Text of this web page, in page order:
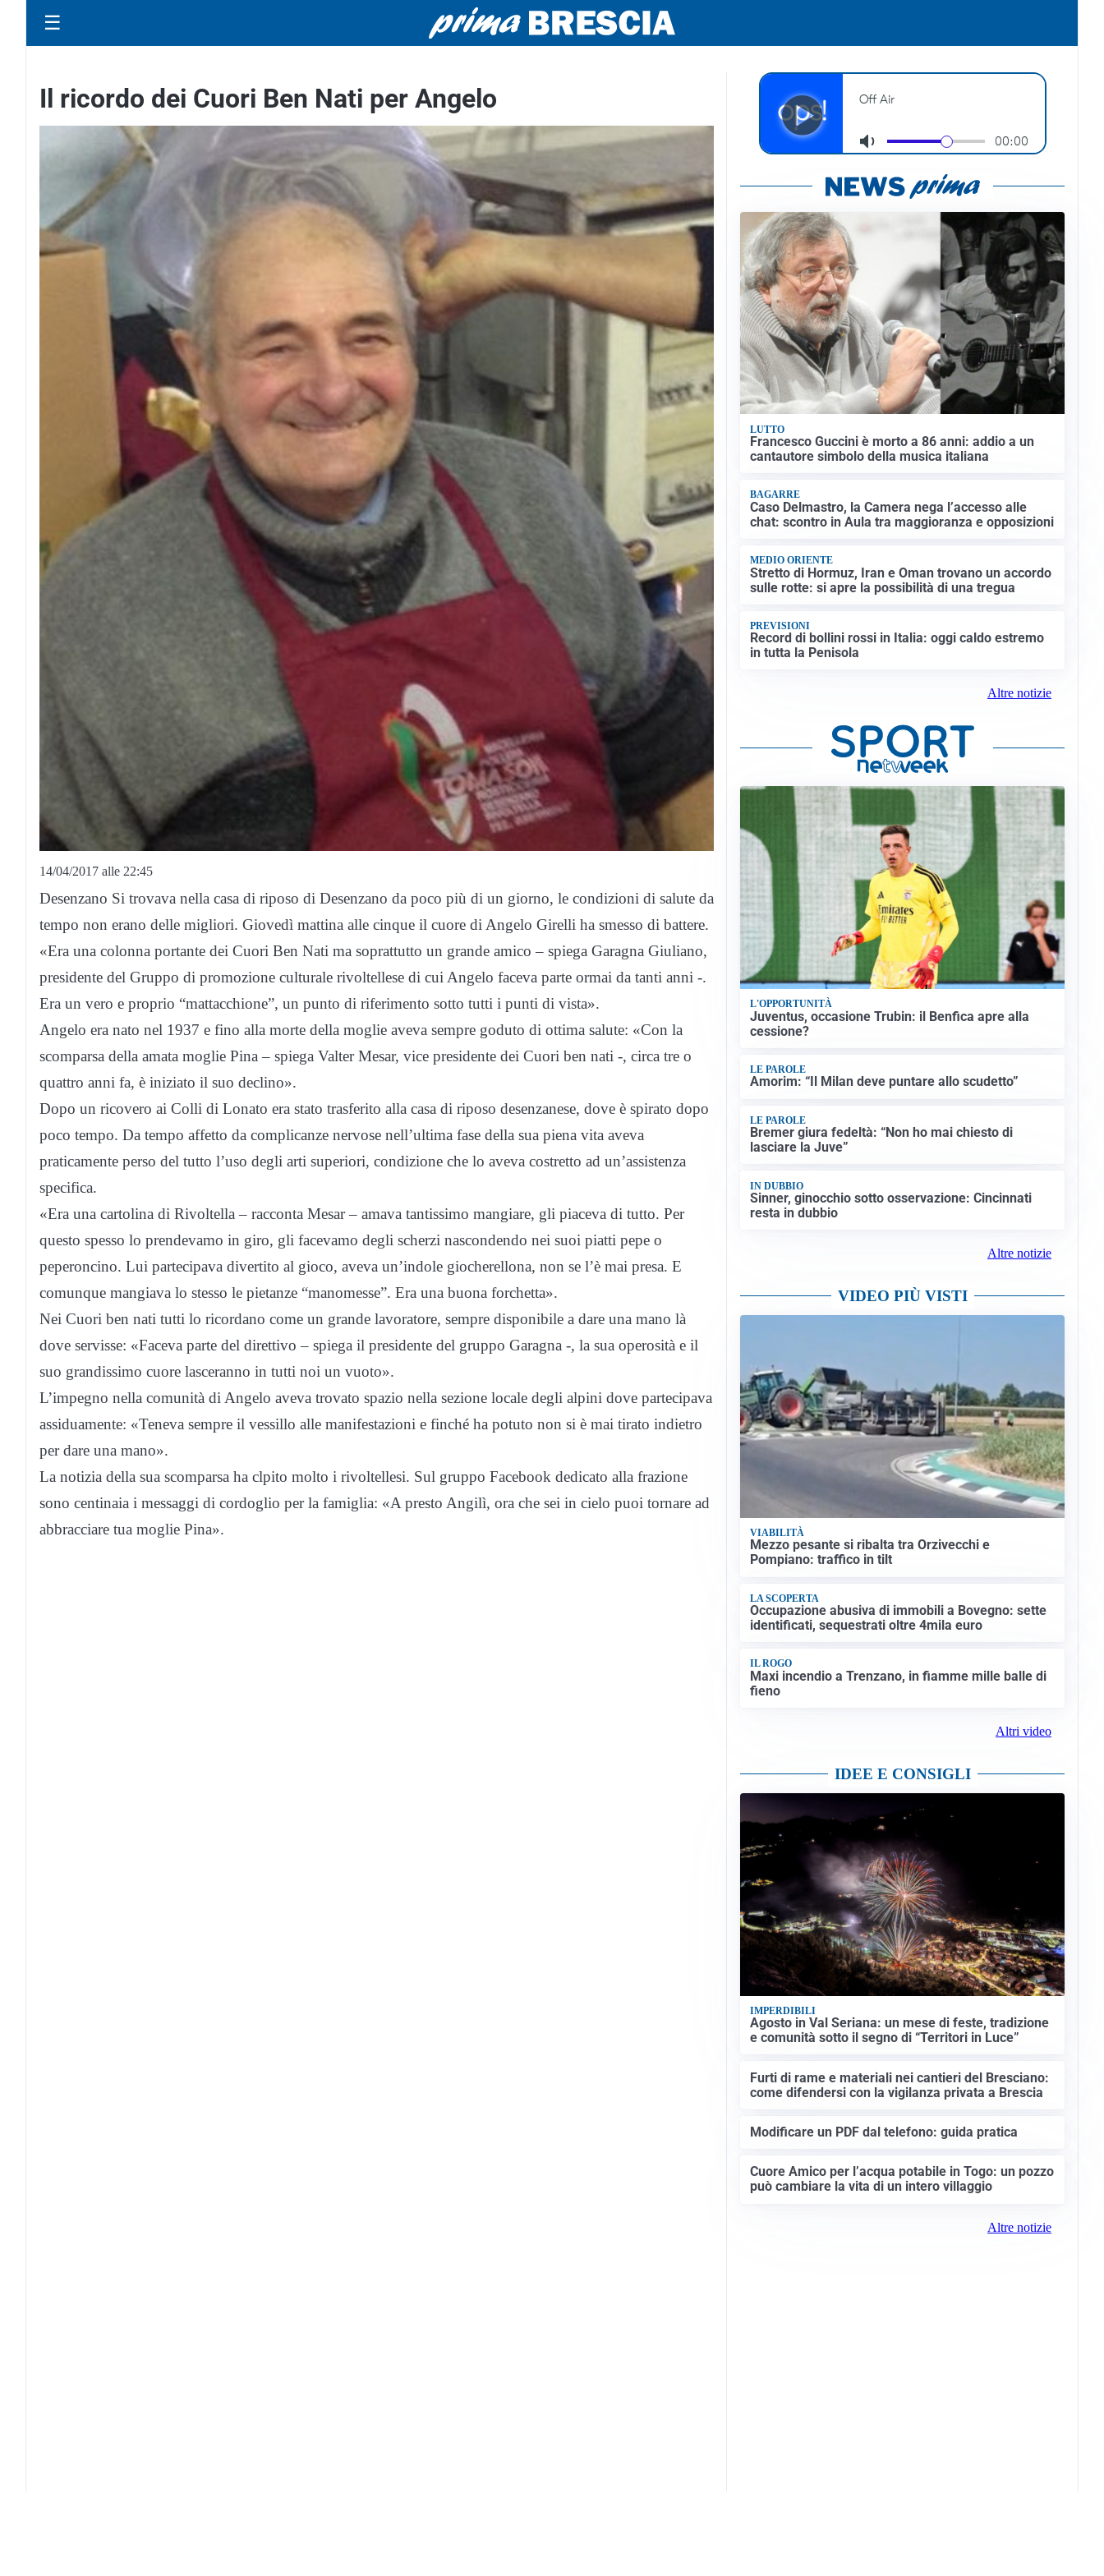
☰
Il ricordo dei Cuori Ben Nati per Angelo
14/04/2017 alle 22:45
Desenzano Si trovava nella casa di riposo di Desenzano da poco più di un giorno, le condizioni di salute da
tempo non erano delle migliori. Giovedì mattina alle cinque il cuore di Angelo Girelli ha smesso di battere.
«Era una colonna portante dei Cuori Ben Nati ma soprattutto un grande amico – spiega Garagna Giuliano,
presidente del Gruppo di promozione culturale rivoltellese di cui Angelo faceva parte ormai da tanti anni -.
Era un vero e proprio “mattacchione”, un punto di riferimento sotto tutti i punti di vista».
Angelo era nato nel 1937 e fino alla morte della moglie aveva sempre goduto di ottima salute: «Con la
scomparsa della amata moglie Pina – spiega Valter Mesar, vice presidente dei Cuori ben nati -, circa tre o
quattro anni fa, è iniziato il suo declino».
Dopo un ricovero ai Colli di Lonato era stato trasferito alla casa di riposo desenzanese, dove è spirato dopo
poco tempo. Da tempo affetto da complicanze nervose nell’ultima fase della sua piena vita aveva
praticamente perso del tutto l’uso degli arti superiori, condizione che lo aveva costretto ad un’assistenza
specifica.
«Era una cartolina di Rivoltella – racconta Mesar – amava tantissimo mangiare, gli piaceva di tutto. Per
questo spesso lo prendevamo in giro, gli facevamo degli scherzi nascondendo nei suoi piatti pepe o
peperoncino. Lui partecipava divertito al gioco, aveva un’indole giocherellona, non se l’è mai presa. E
comunque mangiava lo stesso le pietanze “manomesse”. Era una buona forchetta».
Nei Cuori ben nati tutti lo ricordano come un grande lavoratore, sempre disponibile a dare una mano là
dove servisse: «Faceva parte del direttivo – spiega il presidente del gruppo Garagna -, la sua operosità e il
suo grandissimo cuore lasceranno in tutti noi un vuoto».
L’impegno nella comunità di Angelo aveva trovato spazio nella sezione locale degli alpini dove partecipava
assiduamente: «Teneva sempre il vessillo alle manifestazioni e finché ha potuto non si è mai tirato indietro
per dare una mano».
La notizia della sua scomparsa ha clpito molto i rivoltellesi. Sul gruppo Facebook dedicato alla frazione
sono centinaia i messaggi di cordoglio per la famiglia: «A presto Angilì, ora che sei in cielo puoi tornare ad
abbracciare tua moglie Pina».
LUTTO
Francesco Guccini è morto a 86 anni: addio a un
cantautore simbolo della musica italiana
BAGARRE
Caso Delmastro, la Camera nega l’accesso alle
chat: scontro in Aula tra maggioranza e opposizioni
MEDIO ORIENTE
Stretto di Hormuz, Iran e Oman trovano un accordo
sulle rotte: si apre la possibilità di una tregua
PREVISIONI
Record di bollini rossi in Italia: oggi caldo estremo
in tutta la Penisola
Altre notizie
L'OPPORTUNITÀ
Juventus, occasione Trubin: il Benfica apre alla
cessione?
LE PAROLE
Amorim: “Il Milan deve puntare allo scudetto”
LE PAROLE
Bremer giura fedeltà: “Non ho mai chiesto di
lasciare la Juve”
IN DUBBIO
Sinner, ginocchio sotto osservazione: Cincinnati
resta in dubbio
Altre notizie
VIDEO PIÙ VISTI
VIABILITÀ
Mezzo pesante si ribalta tra Orzivecchi e
Pompiano: traffico in tilt
LA SCOPERTA
Occupazione abusiva di immobili a Bovegno: sette
identificati, sequestrati oltre 4mila euro
IL ROGO
Maxi incendio a Trenzano, in fiamme mille balle di
fieno
Altri video
IDEE E CONSIGLI
IMPERDIBILI
Agosto in Val Seriana: un mese di feste, tradizione
e comunità sotto il segno di “Territori in Luce”
Furti di rame e materiali nei cantieri del Bresciano:
come difendersi con la vigilanza privata a Brescia
Modificare un PDF dal telefono: guida pratica
Cuore Amico per l’acqua potabile in Togo: un pozzo
può cambiare la vita di un intero villaggio
Altre notizie